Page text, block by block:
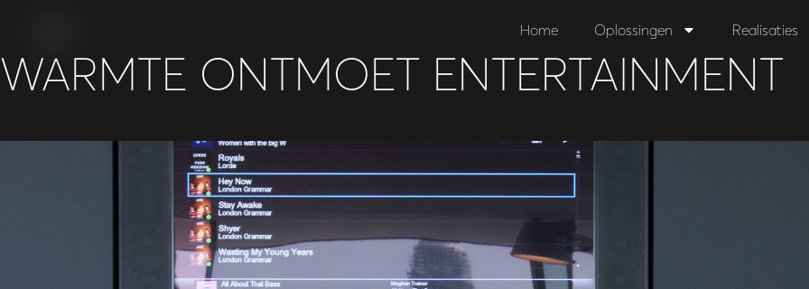
Home Oplossingen Realisaties
WARMTE ONTMOET ENTERTAINMENT